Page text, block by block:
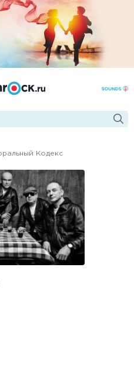
Кодекс